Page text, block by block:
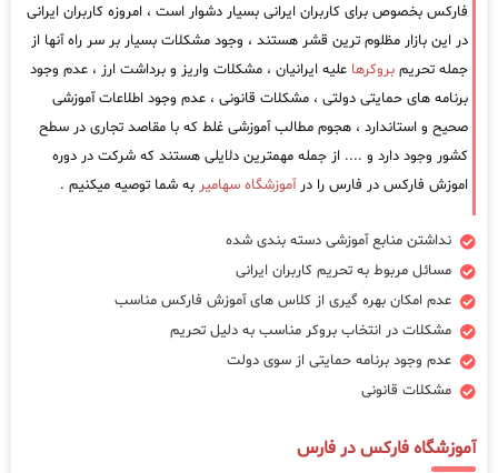
فارکس بخصوص برای کاربران ایرانی بسیار دشوار است ، امروزه کاربران ایرانی
در این بازار مظلوم ترین قشر هستند ، وجود مشکلات بسیار بر سر راه آنها از
جمله تحریم بروکرها علیه ایرانیان ، مشکلات واریز و برداشت ارز ، عدم وجود
برنامه های حمایتی دولتی ، مشکلات قانونی ، عدم وجود اطلاعات آموزشی
صحیح و استاندارد ، هجوم مطالب آموزشی غلط که با مقاصد تجاری در سطح
کشور وجود دارد و .... از جمله مهمترین دلایلی هستند که شرکت در دوره
اموزش فارکس در فارس را درآموزشگاه سهامیر به شما توصیه میکنیم .
نداشتن منابع آموزشی دسته بندی شده
مسائل مربوط به تحریم کاربران ایرانی
عدم امکان بهره گیری از کلاس های آموزش فارکس مناسب
مشکلات در انتخاب بروکر مناسب به دلیل تحریم
عدم وجود برنامه حمایتی از سوی دولت
مشکلات قانونی
آموزشگاه فارکس در فارس